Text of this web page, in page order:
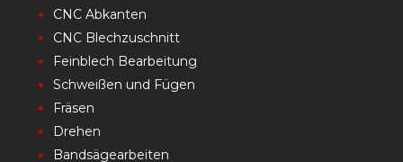
CNC Abkanten
CNC Blechzuschnitt
Feinblech Bearbeitung
Schweißen und Fügen
Fräsen
Drehen
Bandsägearbeiten